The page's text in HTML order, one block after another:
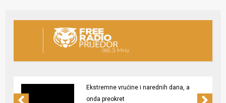
Ekstremne vrućine i narednih dana, a
onda preokret